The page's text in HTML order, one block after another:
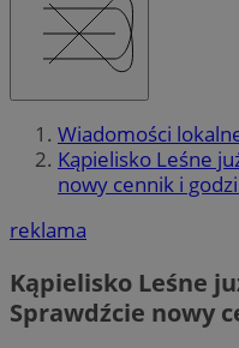
Wiadomości
Kąpielisko Leśne
nowy cennik i
reklama
Kąpielisko Leśne
Sprawdźcie nowy